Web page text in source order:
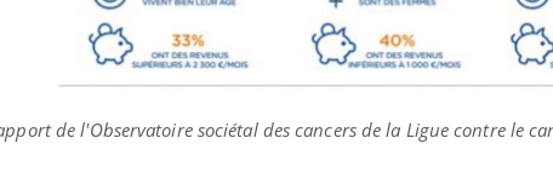
de l'Observatoire sociétal des cancers de la Ligue contre le